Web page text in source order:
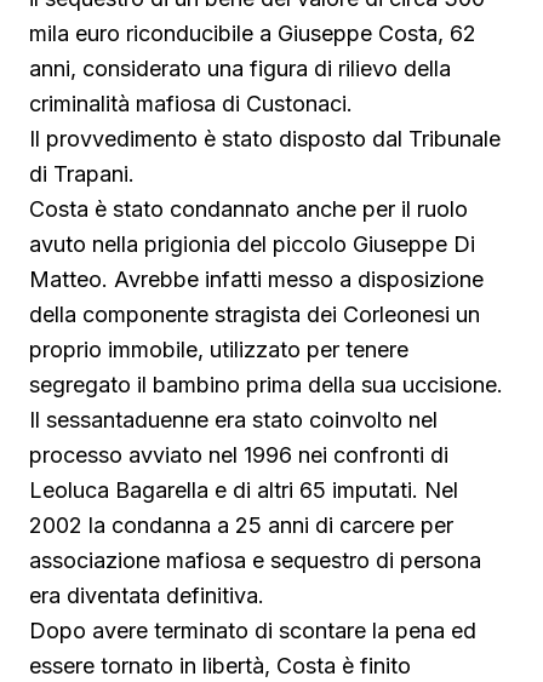
mila euro riconducibile a Giuseppe Costa, 62
anni, considerato una figura di rilievo della
criminalità mafiosa di Custonaci.
Il provvedimento è stato disposto dal Tribunale
di Trapani.
Costa è stato condannato anche per il ruolo
avuto nella prigionia del piccolo Giuseppe Di
Matteo. Avrebbe infatti messo a disposizione
della componente stragista dei Corleonesi un
proprio immobile, utilizzato per tenere
segregato il bambino prima della sua uccisione.
Il sessantaduenne era stato coinvolto nel
processo avviato nel 1996 nei confronti di
Leoluca Bagarella e di altri 65 imputati. Nel
2002 la condanna a 25 anni di carcere per
associazione mafiosa e sequestro di persona
era diventata definitiva.
Dopo avere terminato di scontare la pena ed
essere tornato in libertà, Costa è finito